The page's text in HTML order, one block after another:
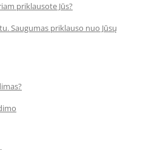
priklausote Jūs?
Saugumas priklauso nuo Jūsų